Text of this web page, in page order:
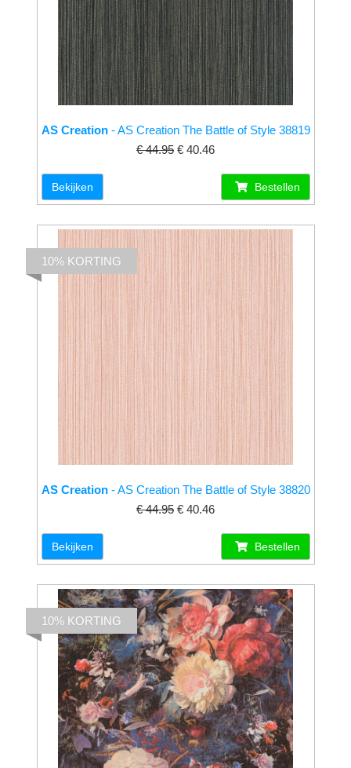
AS Creation- AS Creation The Battle of Style 38819
€ 44.95 € 40.46
Bekijken Bestellen
AS Creation- AS Creation The Battle of Style 38820
€ 44.95 € 40.46
10% KORTING
Bekijken Bestellen
10% KORTING